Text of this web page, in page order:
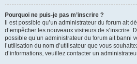
Pourquoi ne puis-je pas m’inscrire ?
Il est possible qu’un administrateur du forum ait
d’empêcher les nouveaux visiteurs de s’inscrire.
possible qu’un administrateur du forum ait banni
l’utilisation du nom d’utilisateur que vous
d’informations, veuillez contacter un